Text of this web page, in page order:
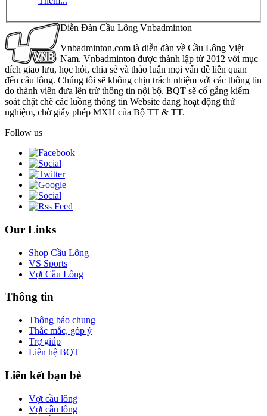
Diễn Đàn Cầu Lông Vnbadminton
Vnbadminton.com là diễn đàn về Cầu Lông Việt
Nam. Vnbadminton được thành lập từ 2012 với mục
đích giao lưu, học hỏi, chia sẻ và thảo luận mọi vấn đề liên quan
đến cầu lông. Chúng tôi sẽ không chịu trách nhiệm với các thông tin
do thành viên đưa lên trừ thông tin nội bộ. BQT sẽ cố gắng kiểm
soát chặt chẽ các luồng thông tin Website đang hoạt động thử
nghiệm, chờ giấy phép MXH của Bộ TT & TT.
Follow us
Our Links
Shop Cầu Lông
VS Sports
Vợt Cầu Lông
Thông tin
Thông báo chung
Thắc mắc, góp ý
Trợ giúp
Liên hệ BQT
Liên kết bạn bè
Vợt cầu lông
Vợt cầu lông